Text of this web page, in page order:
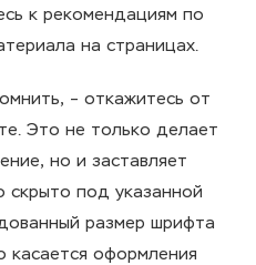
к рекомендациям по
на страницах.
– откажитесь от
Это не только делает
но и заставляет
скрыто под указанной
размер шрифта
касается оформления